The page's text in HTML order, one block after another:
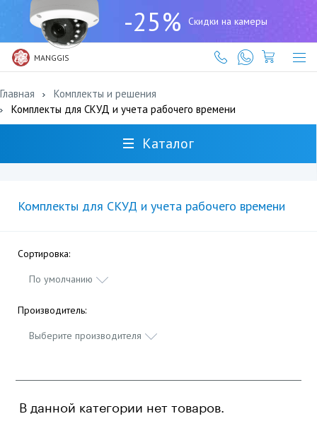
-25% Скидки на камеры
MANGGIS
(727)
317-
61-
61
Главная
Комплекты и решения
Комплекты для СКУД и учета рабочего времени
Каталог
Комплекты для СКУД и учета рабочего времени
Сортировка:
По умолчанию
Производитель:
Выберите производителя
В данной категории нет товаров.